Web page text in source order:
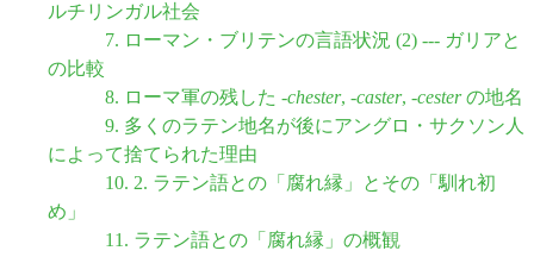
ルチリンガル社会
7. ローマン・ブリテンの言語状況 (2) --- ガリアと
の比較
8. ローマ軍の残した -chester, -caster, -cesterの地名
9. 多くのラテン地名が後にアングロ・サクソン人
によって捨てられた理由
10. 2. ラテン語との「腐れ縁」とその「馴れ初
め」
11. ラテン語との「腐れ縁」の概観